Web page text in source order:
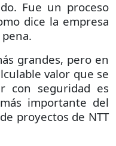
Fue un proceso
dice la empresa
grandes, pero en
valor que se
con seguridad es
importante del
proyectos de NTT